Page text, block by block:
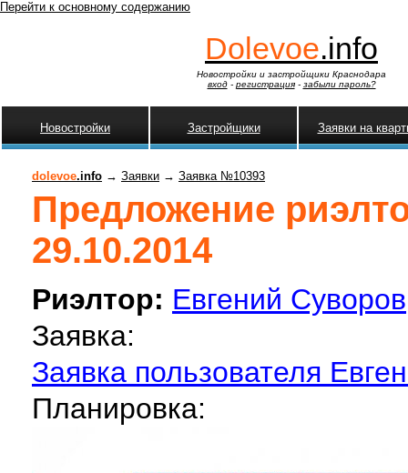
Перейти к основному содержанию
Dolevoe.info
Новостройки и застройщики Краснодара
вход- регистрация- забыли пароль?
Новостройки Застройщики Заявки на
dolevoe.info → Заявки → Заявка №10393
Предложение
29.10.2014
Риэлтор: Евгений Суворов
Заявка:
Заявка пользователя
Планировка: